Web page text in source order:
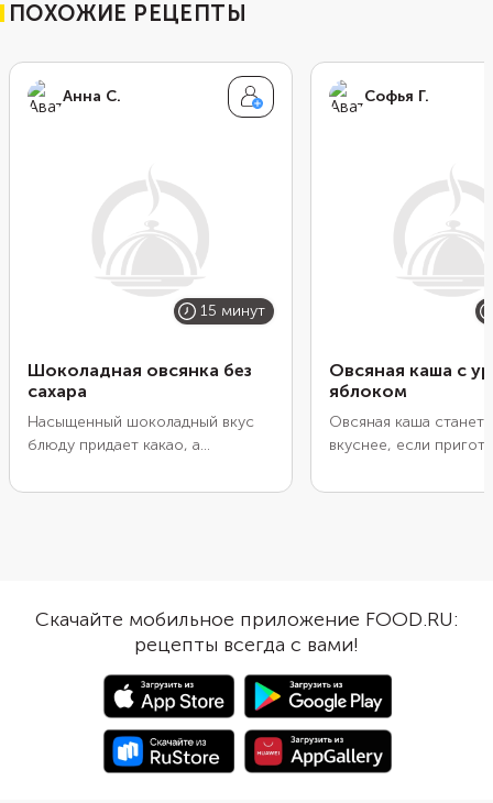
ПОХОЖИЕ РЕЦЕПТЫ
Анна С.
15 минут
Шоколадная овсянка без
сахара
Насыщенный шоколадный вкус
блюду придает какао, а
Для одной порции понадобится
используйте для украшения
блюда. В кашу вместе с какао
можно добавить щепотку
корицы или ванильный экстракт.
Орехи подойдут любые.
Софья Г.
Овсяная каша с
яблоком
Овсяная каша станет
вкуснее, если
основу ореховый
кешью, тертое
корицу. Эти продукты
хорошо сочетаться с
хлопьями.
Скачайте мобильное приложение FOOD.RU:
рецепты всегда с вами!